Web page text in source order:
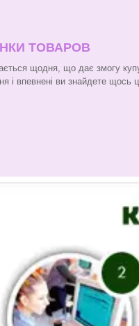
ТОВАРОВ
щодня, що дає змогу
і впевнені ви знайдете щось